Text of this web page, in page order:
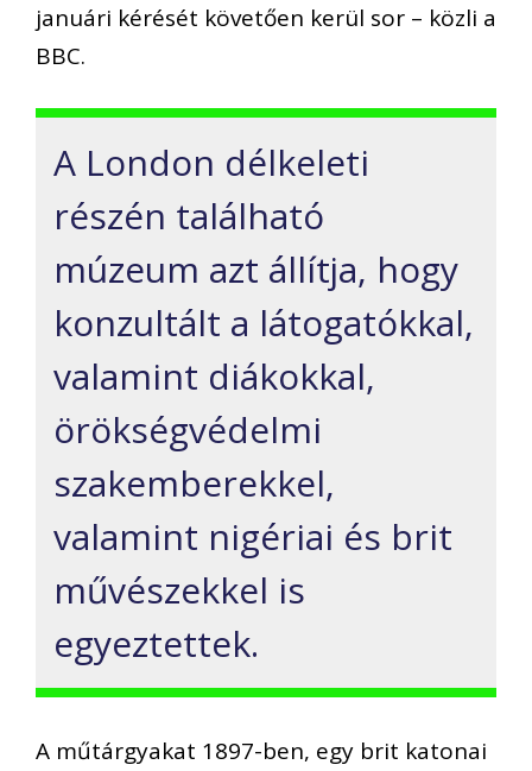
januári kérését követően kerül sor – közli a
BBC.
A London délkeleti
részén található
múzeum azt állítja, hogy
konzultált a látogatókkal,
valamint diákokkal,
örökségvédelmi
szakemberekkel,
valamint nigériai és brit
művészekkel is
egyeztettek.
A műtárgyakat 1897-ben, egy brit katonai